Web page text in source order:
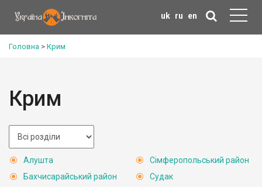
uk ru en
Головна > Крим
Крим
Алушта
Бахчисарайський район
Сімферопольський район
Судак